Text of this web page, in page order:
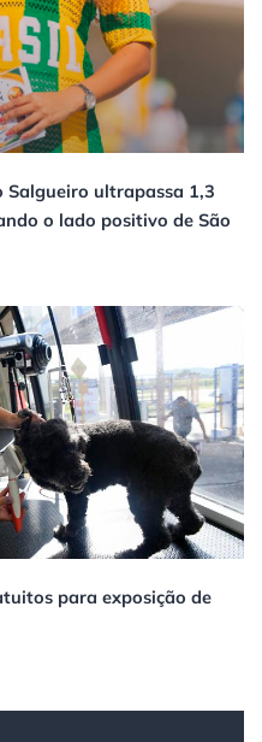
Salgueiro ultrapassa 1,3
o lado positivo de São
para exposição de